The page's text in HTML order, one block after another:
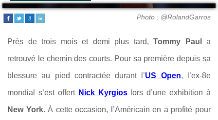
Photo : @RolandGarros
Près de trois mois et demi plus tard, Tommy Paul a
retrouvé le chemin des courts. Pour sa première depuis sa
blessure au pied contractée durant l’US Open, l’ex-8e
mondial s’est offert Nick Kyrgioslors d’une exhibition à
New York. À cette occasion, l’Américain en a profité pour